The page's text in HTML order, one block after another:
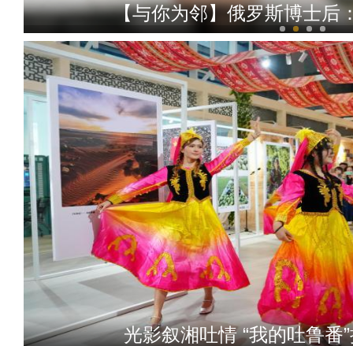
【与你为邻】俄罗斯博士后
【与你为邻】新疆水
光影叙湘吐情 “我的吐鲁番